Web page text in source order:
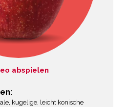
abspielen
kugelige, leicht konische